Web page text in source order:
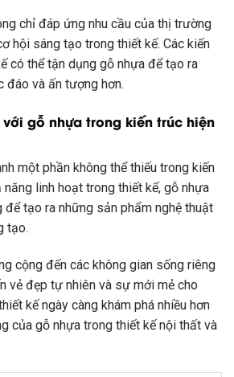
chỉ đáp ứng nhu cầu của thị trường
hội sáng tạo trong thiết kế. Các kiến
có thể tận dụng gỗ nhựa để tạo ra
đáo và ấn tượng hơn.
gỗ nhựa trong kiến trúc hiện
một phần không thể thiếu trong kiến
linh hoạt trong thiết kế, gỗ nhựa
tạo ra những sản phẩm nghệ thuật
tạo.
cộng đến các không gian sống riêng
vẻ đẹp tự nhiên và sự mới mẻ cho
kế ngày càng khám phá nhiều hơn
của gỗ nhựa trong thiết kế nội thất và